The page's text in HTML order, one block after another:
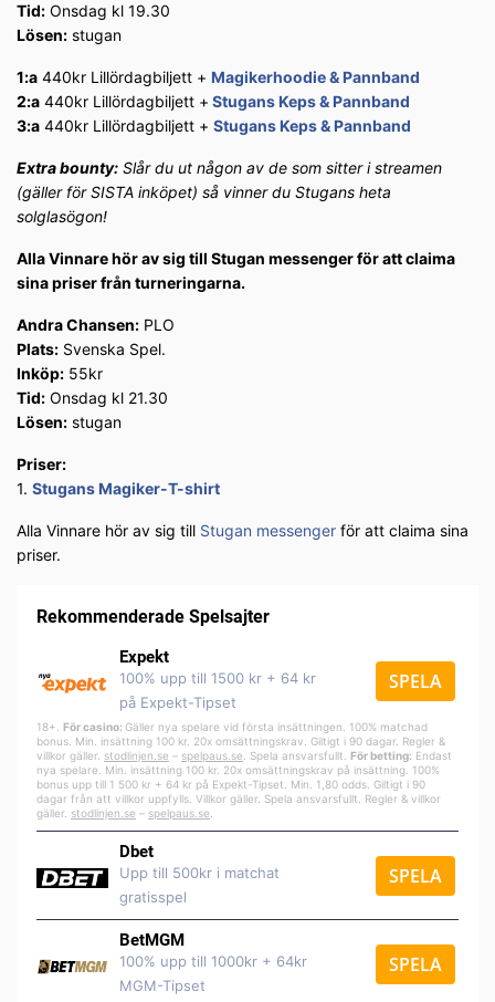
Tid: Onsdag kl 19.30
Lösen: stugan
1:a 440kr Lillördagbiljett + Magikerhoodie & Pannband
2:a 440kr Lillördagbiljett + Stugans Keps & Pannband
3:a 440kr Lillördagbiljett + Stugans Keps & Pannband
Extra bounty: Slår du ut någon av de som sitter i streamen
(gäller för SISTA inköpet) så vinner du Stugans heta
solglasögon!
Alla Vinnare hör av sig till Stugan messenger för att claima
sina priser från turneringarna.
Andra Chansen: PLO
Plats: Svenska Spel.
Inköp: 55kr
Tid: Onsdag kl 21.30
Lösen: stugan
Priser:
1. Stugans Magiker-T-shirt
Alla Vinnare hör av sig till Stugan messenger för att claima sina
priser.
Rekommenderade Spelsajter
Expekt
100% upp till 1500 kr + 64 kr
på Expekt-Tipset
SPELA
18+. För casino: Gäller nya spelare vid första insättningen. 100% matchad
bonus. Min. insättning 100 kr. 20x omsättningskrav. Giltigt i 90 dagar. Regler &
villkor gäller. stodlinjen.se – spelpaus.se . Spela ansvarsfullt. För betting: Endast
nya spelare. Min. insättning 100 kr. 20x omsättningskrav på insättning. 100%
bonus upp till 1 500 kr + 64 kr på Expekt-Tipset. Min. 1,80 odds. Giltigt i 90
dagar från att villkor uppfylls. Villkor gäller. Spela ansvarsfullt. Regler & villkor
gäller. stodlinjen.se – spelpaus.se
Dbet
Upp till 500kr i matchat
gratisspel
SPELA
BetMGM
100% upp till 1000kr + 64kr
MGM-Tipset
SPELA